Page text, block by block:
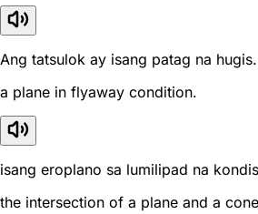
Ang tatsulok ay isang patag na hugis.
a plane in flyaway condition.
isang eroplano sa lumilipad na
the intersection of a plane and a